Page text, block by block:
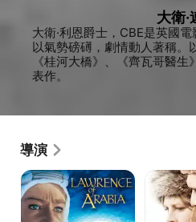
大衛·
大衛·利恩爵士，CBE是英國
以氣勢磅礡，劇情動人著稱。
《桂河大橋》、《齊瓦哥醫
表作。
導演
沙
漠
梟
雄
齊
瓦